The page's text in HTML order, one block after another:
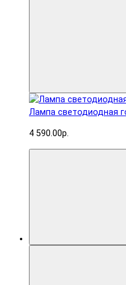
Лампа светодиодная
4 590.00р.